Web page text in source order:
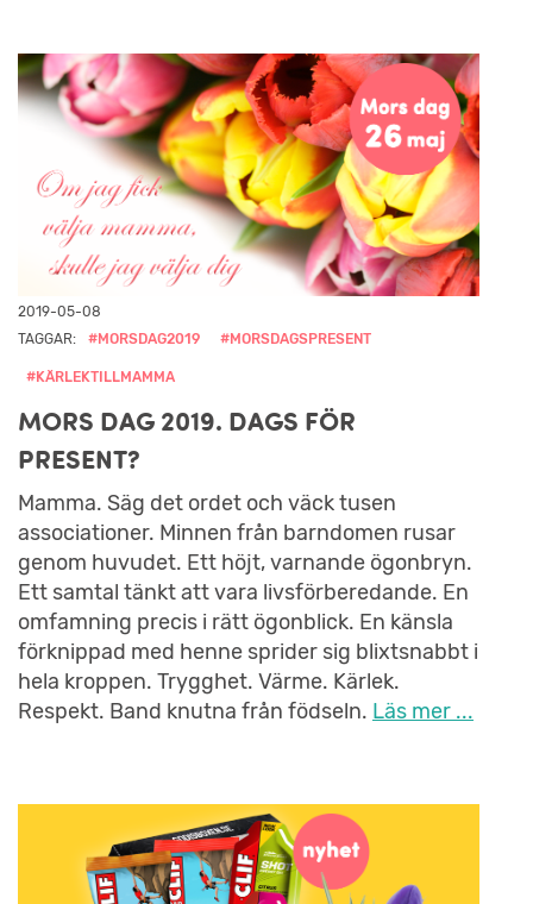
2019-05-08
TAGGAR:
#MORSDAG2019 #MORSDAGSPRESENT
#KÄRLEKTILLMAMMA
MORS DAG 2019. DAGS FÖR
PRESENT?
Mamma. Säg det ordet och väck tusen
associationer. Minnen från barndomen rusar
genom huvudet. Ett höjt, varnande ögonbryn.
Ett samtal tänkt att vara livsförberedande. En
omfamning precis i rätt ögonblick. En känsla
förknippad med henne sprider sig blixtsnabbt i
hela kroppen. Trygghet. Värme. Kärlek.
Respekt. Band knutna från födseln. Läs mer ...